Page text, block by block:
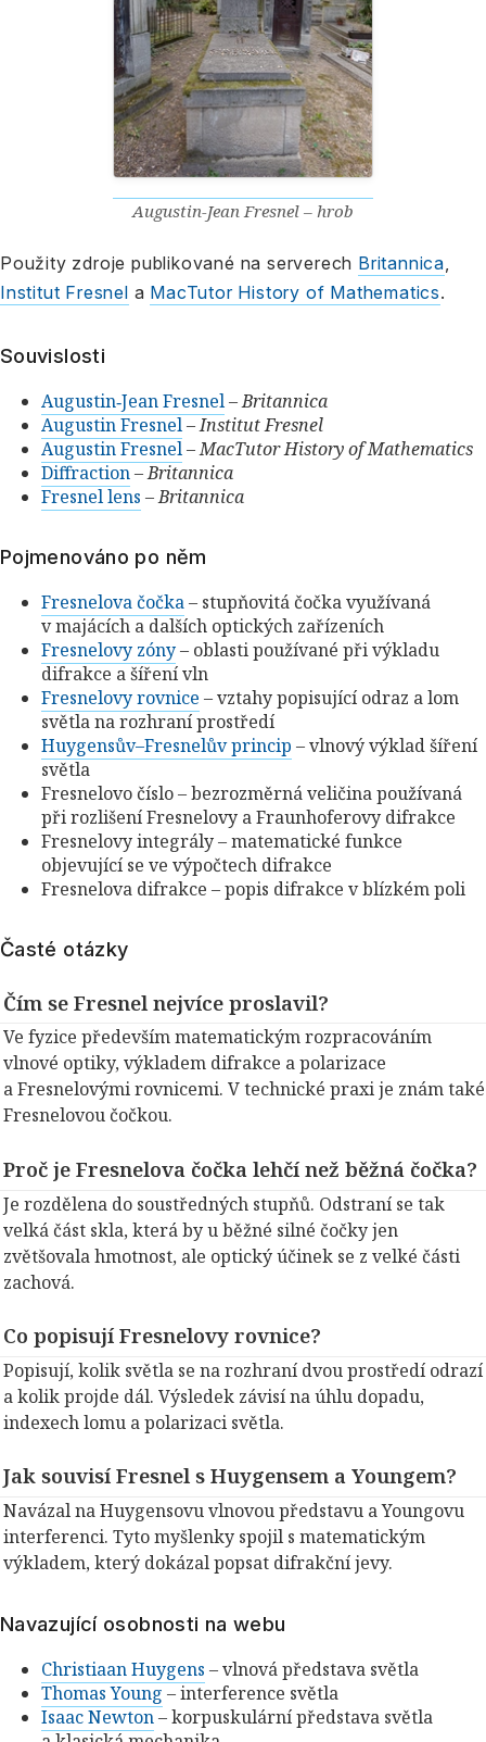
Augustin-Jean Fresnel – hrob
Použity zdroje publikované na serverech Britannica
Institut Fresnel a MacTutor History of Mathematics.
Souvislosti
Augustin‑Jean Fresnel–Britannica
Augustin Fresnel–Institut Fresnel
Augustin Fresnel–MacTutor History of Mathematics
Diffraction–Britannica
Fresnel lens –Britannica
Pojmenováno po něm
Fresnelova čočka– stupňovitá čočka využívaná
v majácích a dalších optických zařízeních
Fresnelovy zóny– oblasti používané při výkladu
difrakce a šíření vln
Fresnelovy rovnice – vztahy popisující odraz a lom
světla na rozhraní prostředí
Huygensův–Fresnelův princip – vlnový výklad šíření
světla
Fresnelovo číslo – bezrozměrná veličina používaná
při rozlišení Fresnelovy a Fraunhoferovy difrakce
Fresnelovy integrály – matematické funkce
objevující se ve výpočtech difrakce
Fresnelova difrakce – popis difrakce v blízkém poli
Časté otázky
Čím se Fresnel nejvíce proslavil?
Ve fyzice především matematickým rozpracováním
vlnové optiky, výkladem difrakce a polarizace
a Fresnelovými rovnicemi. V technické praxi je znám také
Fresnelovou čočkou.
Proč je Fresnelova čočka lehčí než běžná čočka?
Je rozdělena do soustředných stupňů. Odstraní se tak
velká část skla, která by u běžné silné čočky jen
zvětšovala hmotnost, ale optický účinek se z velké části
zachová.
Co popisují Fresnelovy rovnice?
Popisují, kolik světla se na rozhraní dvou prostředí odrazí
a kolik projde dál. Výsledek závisí na úhlu dopadu,
indexech lomu a polarizaci světla.
Jak souvisí Fresnel s Huygensem a Youngem?
Navázal na Huygensovu vlnovou představu a Youngovu
interferenci. Tyto myšlenky spojil s matematickým
výkladem, který dokázal popsat difrakční jevy.
Navazující osobnosti na webu
Christiaan Huygens – vlnová představa světla
Thomas Young – interference světla
Isaac Newton– korpuskulární představa světla